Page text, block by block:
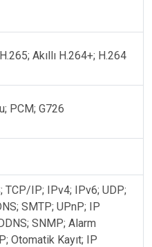
Akıllı H.264+; H.264
PCM; G726
TCP/IP; IPv4; IPv6; UDP;
SMTP; UPnP; IP
SNMP; Alarm
Otomatik Kayıt; IP